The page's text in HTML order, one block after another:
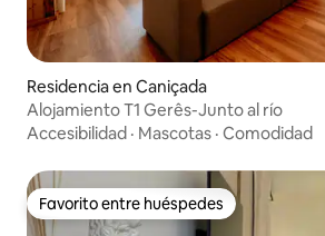
Residencia en Caniçada
Alojamiento T1 Gerês-Junto al río
Accesibilidad · Mascotas · Comodidad
Favorito entre huéspedes
Favorito entre huéspedes